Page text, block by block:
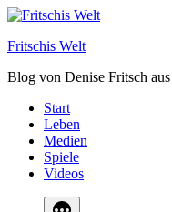
Zum
springen
Fritschis Welt
Blog von Denise Fritsch
Start
Leben
Medien
Spiele
Videos